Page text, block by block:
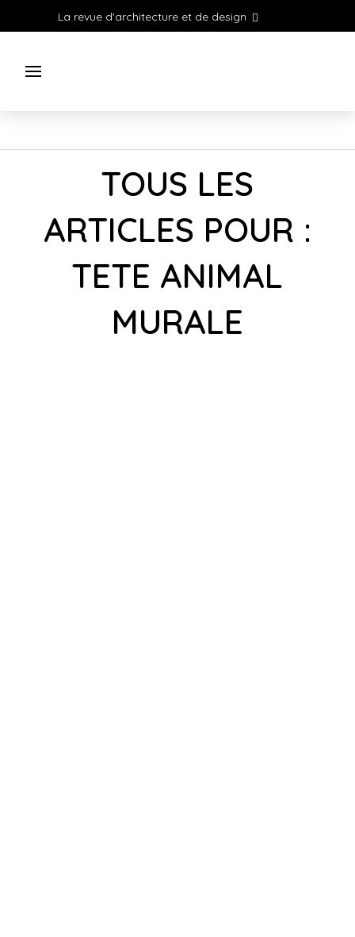
La revue d'architecture et de design
TOUS LES
ARTICLES POUR :
TETE ANIMAL
MURALE